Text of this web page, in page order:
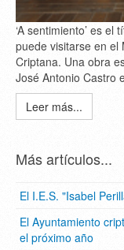
‘A sentimiento’ es
puede visitarse en el
Criptana. Una obra
José Antonio Castro
Leer más...
Más artículos...
El I.E.S. "Isabel
El Ayuntamiento
el próximo año